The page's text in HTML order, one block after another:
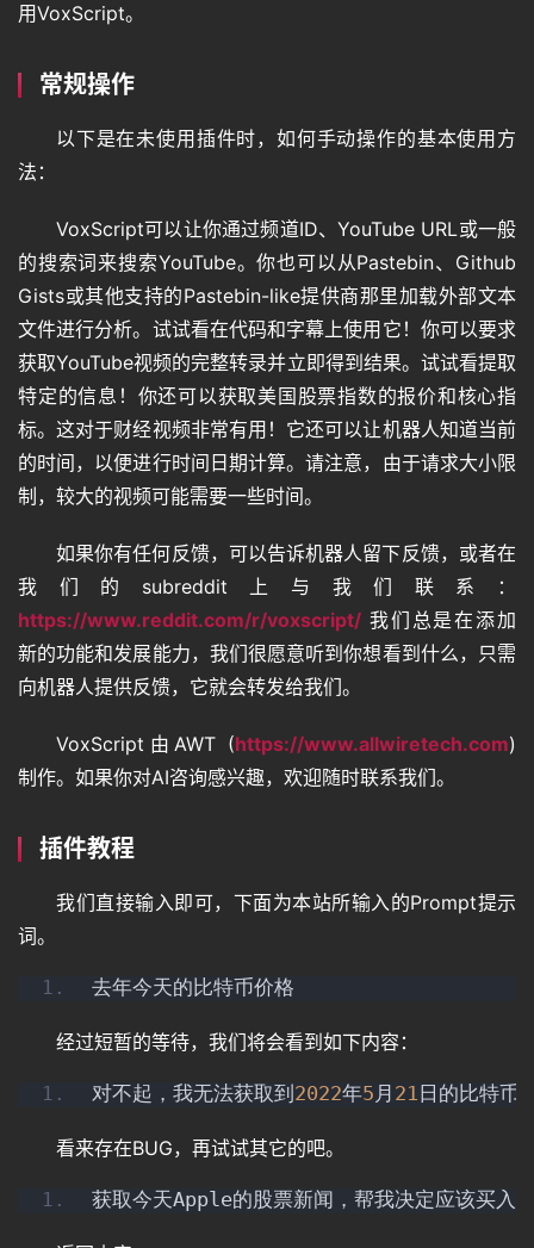
用VoxScript。
常规操作
以下是在未使用插件时，如何手动操作的基本使用方
法：
VoxScript可以让你通过频道ID、YouTube URL或一般
的搜索词来搜索YouTube。你也可以从Pastebin、Github
Gists或其他支持的Pastebin-like提供商那里加载外部文本
文件进行分析。试试看在代码和字幕上使用它！你可以要求
获取YouTube视频的完整转录并立即得到结果。试试看提取
特定的信息！你还可以获取美国股票指数的报价和核心指
标。这对于财经视频非常有用！它还可以让机器人知道当前
的时间，以便进行时间日期计算。请注意，由于请求大小限
制，较大的视频可能需要一些时间。
如果你有任何反馈，可以告诉机器人留下反馈，或者在
我们的subreddit上与我们联系：
https://www.reddit.com/r/voxscript/ 我们总是在添加
新的功能和发展能力，我们很愿意听到你想看到什么，只需
向机器人提供反馈，它就会转发给我们。
VoxScript由AWT (https://www.allwiretech.com)
制作。如果你对AI咨询感兴趣，欢迎随时联系我们。
插件教程
我们直接输入即可，下面为本站所输入的Prompt提示
词。
去年今天的比特币价格
经过短暂的等待，我们将会看到如下内容：
对不起，我无法获取到 2022年5 月 21 日的比特币
看来存在BUG，再试试其它的吧。
获取今天Apple的股票新闻，帮我决定应该买入